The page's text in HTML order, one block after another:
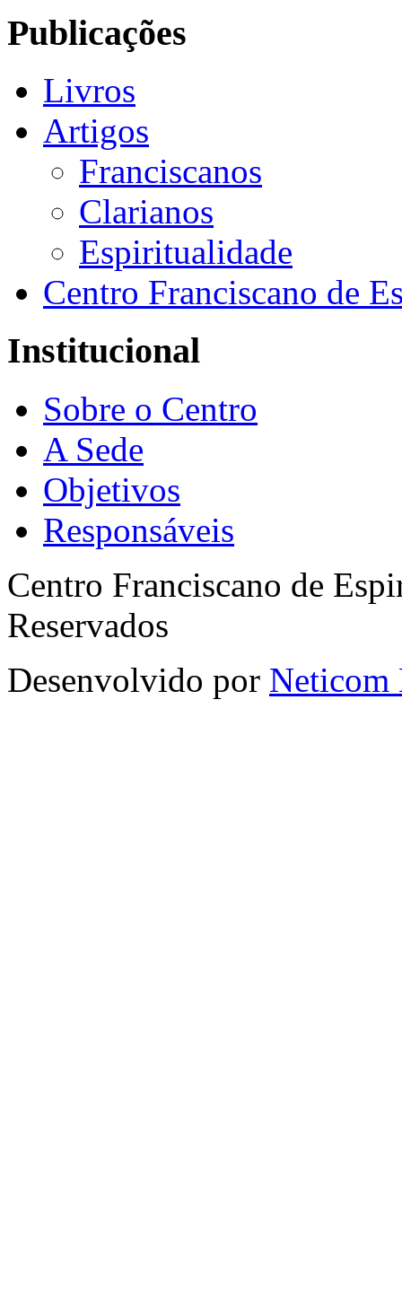
Publicações
Livros
Artigos
Franciscanos
Clarianos
Espiritualidade
Centro Franciscano de
Institucional
Sobre o Centro
A Sede
Objetivos
Responsáveis
Centro Franciscano de
Reservados
Desenvolvido por Neticom